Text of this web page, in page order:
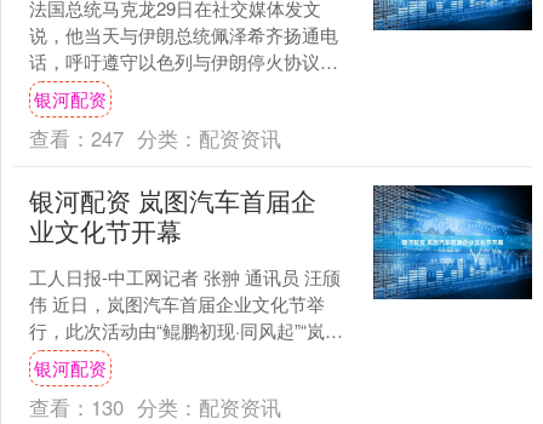
法国总统马克龙29日在社交媒体发文
说，他当天与伊朗总统佩泽希齐扬通电
话，呼吁遵守以色列与伊朗停火协议，
并希望伊朗重返谈判桌。马克龙表示，
他向伊方发出一系列呼吁，....
银河配资
查看： 247 分类： 配资资讯
银河配资 岚图汽车首届企
业文化节开幕
工人日报-中工网记者 张翀 通讯员 汪颀
伟 近日，岚图汽车首届企业文化节举
行，此次活动由“鲲鹏初现·同风起”“岚图
之道·天地新”“逐光追梦·九万里”三个篇章
组成....
银河配资
查看： 130 分类： 配资资讯